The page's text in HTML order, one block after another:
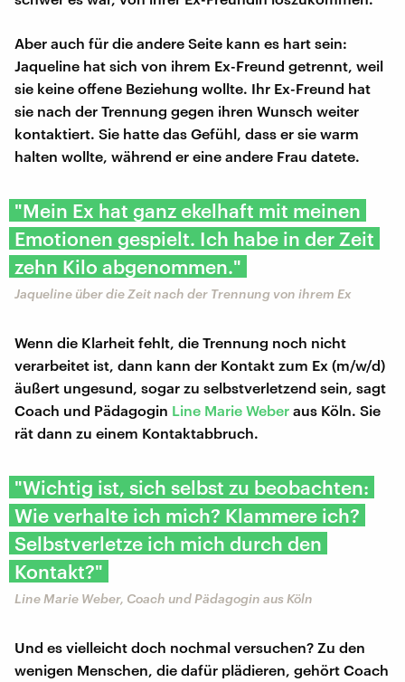
Aber auch für die andere Seite kann es hart sein:
Jaqueline hat sich von ihrem Ex-Freund getrennt, weil
sie keine offene Beziehung wollte. Ihr Ex-Freund hat
sie nach der Trennung gegen ihren Wunsch weiter
kontaktiert. Sie hatte das Gefühl, dass er sie warm
halten wollte, während er eine andere Frau datete.
"Mein Ex hat ganz ekelhaft mit meinen
Emotionen gespielt. Ich habe in der Zeit
zehn Kilo abgenommen."
Jaqueline über die Zeit nach der Trennung von ihrem Ex
Wenn die Klarheit fehlt, die Trennung noch nicht
verarbeitet ist, dann kann der Kontakt zum Ex (m/w/d)
äußert ungesund, sogar zu selbstverletzend sein, sagt
Coach und Pädagogin Line Marie Weber aus Köln. Sie
rät dann zu einem Kontaktabbruch.
"Wichtig ist, sich selbst zu beobachten:
Wie verhalte ich mich? Klammere ich?
Selbstverletze ich mich durch den
Kontakt?"
Line Marie Weber, Coach und Pädagogin aus Köln
Und es vielleicht doch nochmal versuchen? Zu den
wenigen Menschen, die dafür plädieren, gehört Coach